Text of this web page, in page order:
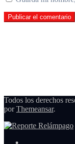
Todos los derechos
porThemeansar.